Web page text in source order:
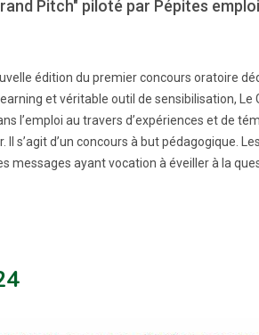
Pitch" piloté par Pépites
édition du premier concours oratoire
et véritable outil de sensibilisation, Le
l’emploi au travers d’expériences et de
s’agit d’un concours à but pédagogique.
ayant vocation à éveiller à la